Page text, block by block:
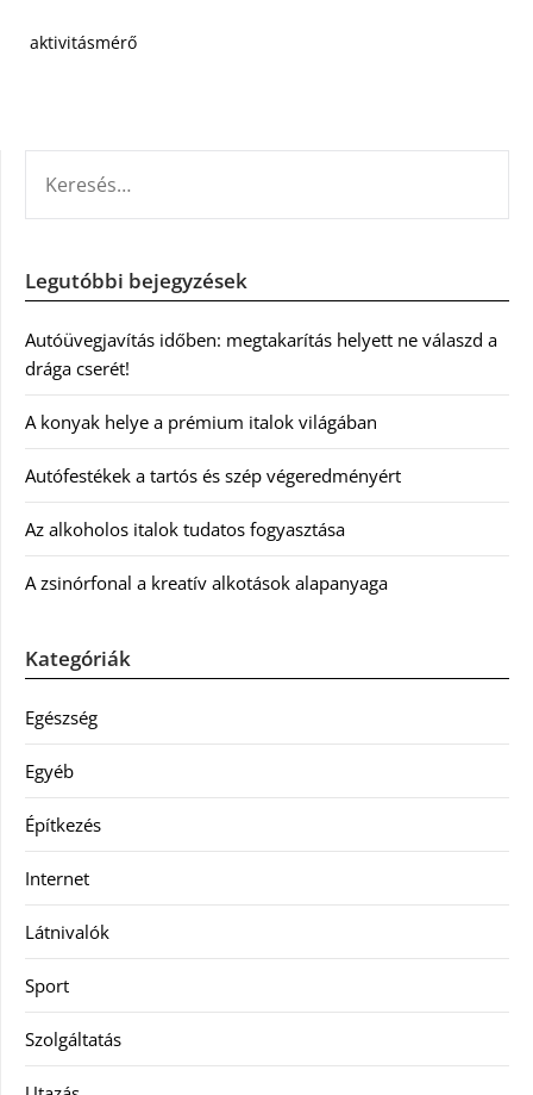
aktivitásmérő
Legutóbbi bejegyzések
Autóüvegjavítás időben: megtakarítás helyett ne válaszd a
drága cserét!
A konyak helye a prémium italok világában
Autófestékek a tartós és szép végeredményért
Az alkoholos italok tudatos fogyasztása
A zsinórfonal a kreatív alkotások alapanyaga
Kategóriák
Egészség
Egyéb
Építkezés
Internet
Látnivalók
Sport
Szolgáltatás